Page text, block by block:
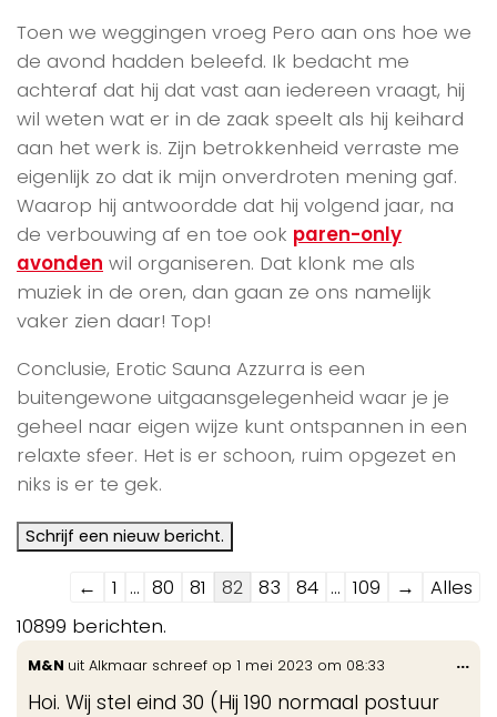
Toen we weggingen vroeg Pero aan ons hoe we
de avond hadden beleefd. Ik bedacht me
achteraf dat hij dat vast aan iedereen vraagt, hij
wil weten wat er in de zaak speelt als hij keihard
aan het werk is. Zijn betrokkenheid verraste me
eigenlijk zo dat ik mijn onverdroten mening gaf.
Waarop hij antwoordde dat hij volgend jaar, na
de verbouwing af en toe ook paren-only
avonden wil organiseren. Dat klonk me als
muziek in de oren, dan gaan ze ons namelijk
vaker zien daar! Top!
Conclusie, Erotic Sauna Azzurra is een
buitengewone uitgaansgelegenheid waar je je
geheel naar eigen wijze kunt ontspannen in een
relaxte sfeer. Het is er schoon, ruim opgezet en
niks is er te gek.
Navigatie
door
de
gastenboek-
lijst
← 1 ... 80 81 82 83 84 ... 109 →
Alles
10899 berichten.
M&N uit Alkmaar schreef op 1 mei 2023 om 08:33
Hoi. Wij stel eind 30 (Hij 190 normaal postuur
...